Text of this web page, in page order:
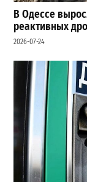
В Одессе
реактивных
2026-07-24